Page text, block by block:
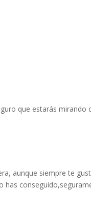
que estarás mirando
aunque siempre te
has